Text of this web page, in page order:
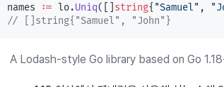
names := lo.Uniq([] string{ "Samuel" ,
// []string{"Samuel", "John"}
A Lodash-style Go library based on Go